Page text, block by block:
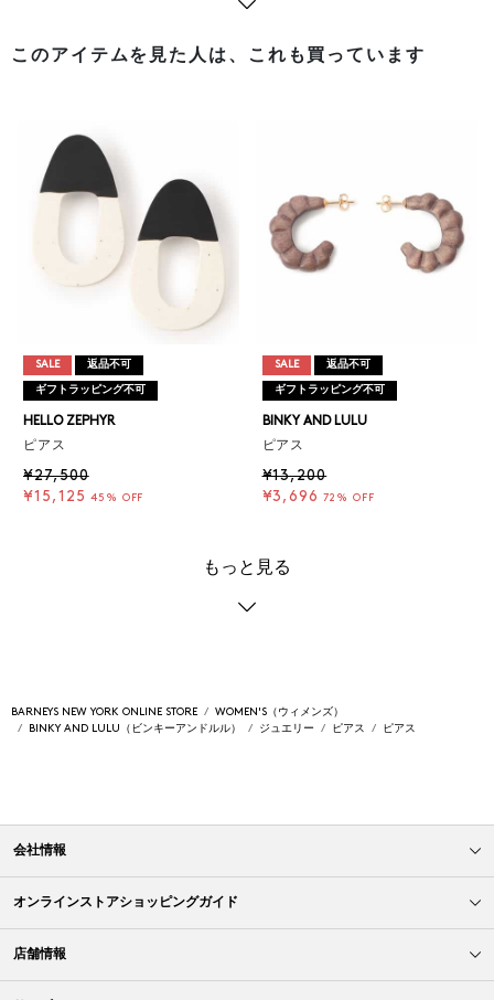
このアイテムを見た人は、これも買っています
SALE 返品不可
ギフトラッピング不可
HELLO ZEPHYR
ピアス
¥27,500
¥15,125 45% OFF
SALE 返品不可
ギフトラッピング不可
BINKY AND LULU
ピアス
¥13,200
¥3,696 72% OFF
もっと見る
BARNEYS NEW YORK ONLINE STORE
WOMEN'S（ウィメンズ）
BINKY AND LULU（ビンキーアンドルル）
ジュエリー ピアス ピアス
会社情報
オンラインストアショッピングガイド
店舗情報